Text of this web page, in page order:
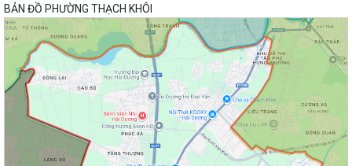
BẢN ĐỒ PHƯỜNG THẠCH KHÔI